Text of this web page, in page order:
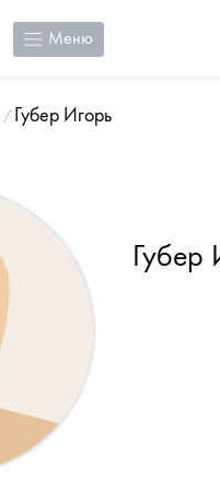
Меню
Губер Игорь
Губер